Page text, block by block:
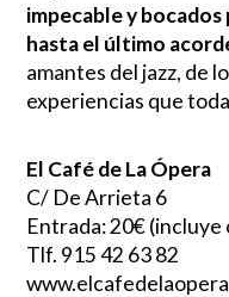
impecable y
hasta el último
amantes del jazz, de
experiencias que
El Café de La Ópera
C/ De Arrieta 6
Entrada: 20€ (incluye
Tlf. 915 42 63 82